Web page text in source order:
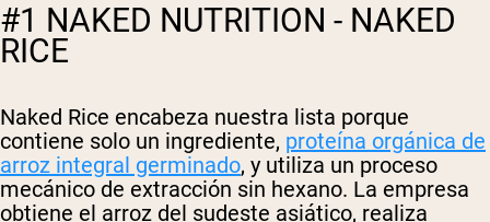
#1 NAKED NUTRITION - NAKED
RICE
Naked Rice encabeza nuestra lista porque
contiene solo un ingrediente, proteína orgánica de
arroz integral germinado, y utiliza un proceso
mecánico de extracción sin hexano. La empresa
obtiene el arroz del sudeste asiático, realiza